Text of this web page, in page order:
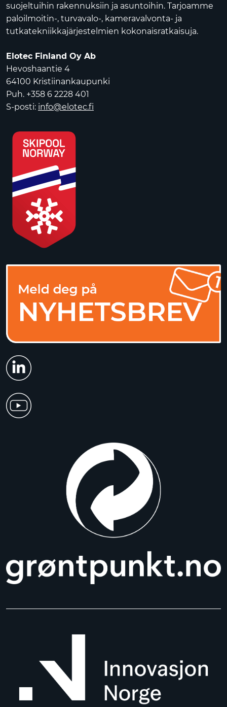
suojeltuihin rakennuksiin ja asuntoihin. Tarjoamme
paloilmoitin-, turvavalo-, kameravalvonta- ja
tutkatekniikkajärjestelmien kokonaisratkaisuja.
Elotec Finland Oy Ab
Hevoshaantie 4
64100 Kristiinankaupunki
Puh. +358 6 2228 401
S-posti: info@elotec.fi